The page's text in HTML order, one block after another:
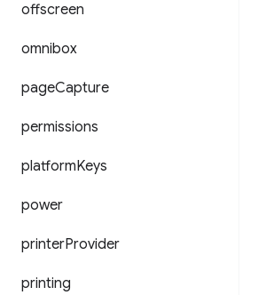
offscreen
omnibox
pageCapture
permissions
platformKeys
power
printerProvider
printing